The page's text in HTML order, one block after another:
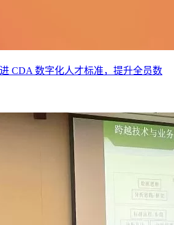
CDA 数字化人才标准，提升全员数